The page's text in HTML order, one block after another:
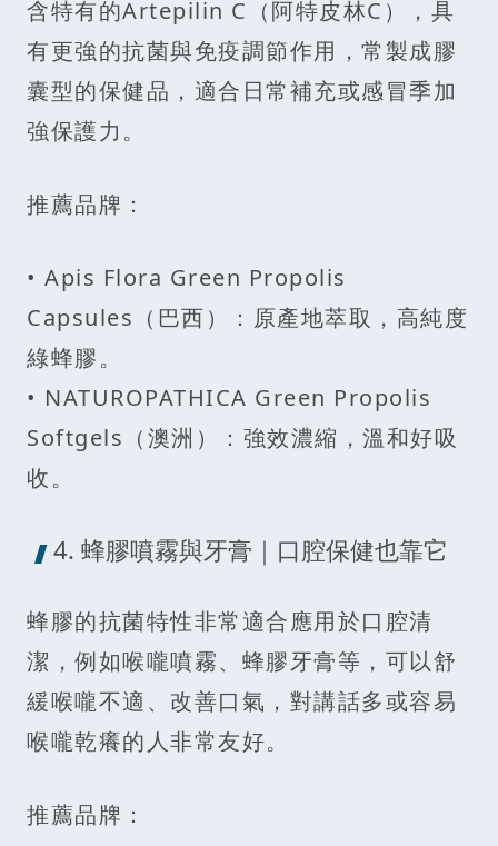
含特有的Artepilin C（阿特皮林C），具
有更強的抗菌與免疫調節作用，常製成膠
囊型的保健品，適合日常補充或感冒季加
強保護力。
推薦品牌：
• Apis Flora Green Propolis
Capsules（巴西）：原產地萃取，高純度
綠蜂膠。
• NATUROPATHICA Green Propolis
Softgels（澳洲）：強效濃縮，溫和好吸
收。
4. 蜂膠噴霧與牙膏｜口腔保健也靠它
蜂膠的抗菌特性非常適合應用於口腔清
潔，例如喉嚨噴霧、蜂膠牙膏等，可以舒
緩喉嚨不適、改善口氣，對講話多或容易
喉嚨乾癢的人非常友好。
推薦品牌：